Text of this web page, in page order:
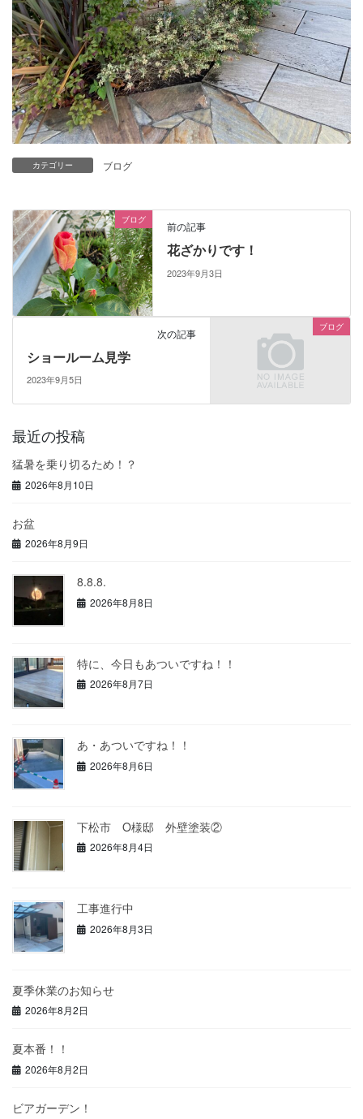
カテゴリー ブログ
ブログ 前の記事
花ざかりです！
2023年9月3日
ブログ
次の記事
ショールーム見学
2023年9月5日
最近の投稿
猛暑を乗り切るため！？
2026年8月10日
お盆
2026年8月9日
8.8.8.
2026年8月8日
特に、今日もあついですね！！
2026年8月7日
あ・あついですね！！
2026年8月6日
下松市 O様邸 外壁塗装②
2026年8月4日
工事進行中
2026年8月3日
夏季休業のお知らせ
2026年8月2日
夏本番！！
2026年8月2日
ビアガーデン！